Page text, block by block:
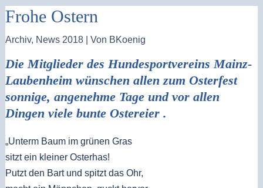
Frohe Ostern
Archiv, News 2018| Von BKoenig
Die Mitglieder des Hundesportvereins Mainz-
Laubenheim wünschen allen zum Osterfest
sonnige, angenehme Tage und vor allen
Dingen viele bunte Ostereier .
„Unterm Baum im grünen Gras
sitzt ein kleiner Osterhas!
Putzt den Bart und spitzt das Ohr,